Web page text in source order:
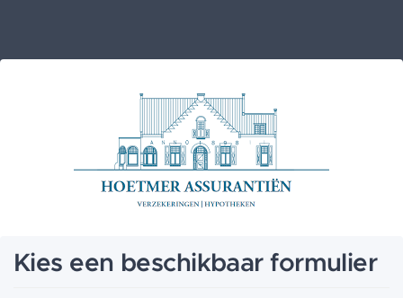
Kies een beschikbaar formulier